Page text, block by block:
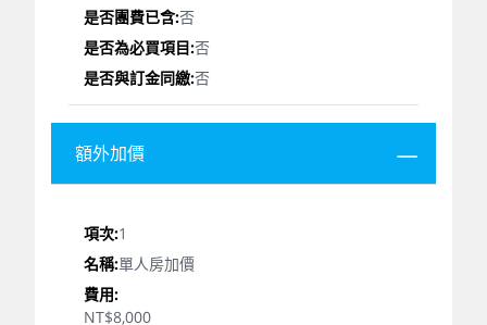
否
否
否
額外加價
1
單人房加價
NT$8,000